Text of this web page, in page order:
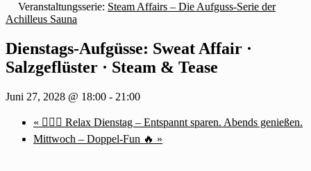
Veranstaltungsserie: Steam Affairs – Die Aufguss-Serie der
Achilleus Sauna
Dienstags-Aufgüsse: Sweat Affair ·
Salzgeflüster · Steam & Tease
Juni 27, 2028 @ 18:00 - 21:00
« 🧖‍♂️✨ Relax Dienstag – Entspannt sparen. Abends genießen.
Mittwoch – Doppel-Fun 🔥 »